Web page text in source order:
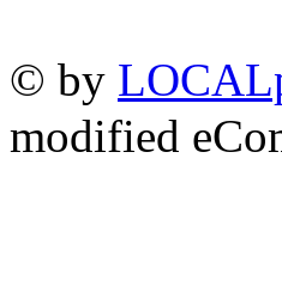
© by
modified